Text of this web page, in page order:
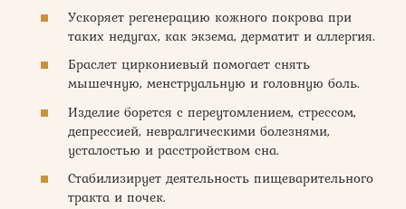
Ускоряет регенерацию кожного покрова при
таких недугах, как экзема, дерматит и аллергия.
Браслет циркониевый помогает снять
мышечную, менструальную и головную боль.
Изделие борется с переутомлением, стрессом,
депрессией, невралгическими болезнями,
усталостью и расстройством сна.
Стабилизирует деятельность пищеварительного
тракта и почек.